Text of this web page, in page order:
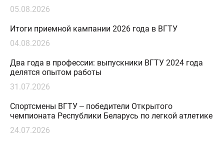
05.08.2026
Итоги приемной кампании 2026 года в ВГТУ
04.08.2026
Два года в профессии: выпускники ВГТУ 2024 года
делятся опытом работы
31.07.2026
Спортсмены ВГТУ – победители Открытого
чемпионата Республики Беларусь по легкой атлетике
24.07.2026